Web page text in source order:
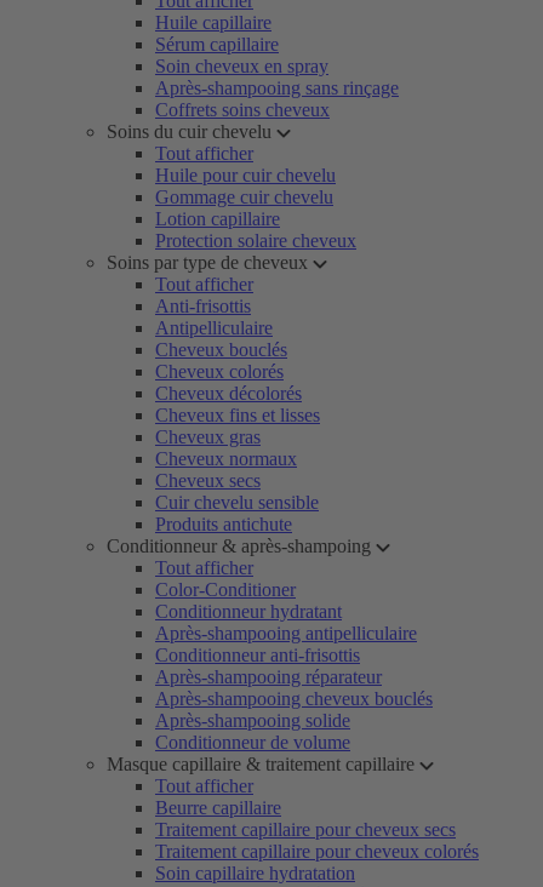
Huile capillaire
Sérum capillaire
Soin cheveux en spray
Après-shampooing sans rinçage
Coffrets soins cheveux
Soins du cuir chevelu
Tout afficher
Huile pour cuir chevelu
Gommage cuir chevelu
Lotion capillaire
Protection solaire cheveux
Soins par type de cheveux
Tout afficher
Anti-frisottis
Antipelliculaire
Cheveux bouclés
Cheveux colorés
Cheveux décolorés
Cheveux fins et lisses
Cheveux gras
Cheveux normaux
Cheveux secs
Cuir chevelu sensible
Produits antichute
Conditionneur & après-shampoing
Tout afficher
Color-Conditioner
Conditionneur hydratant
Après-shampooing antipelliculaire
Conditionneur anti-frisottis
Après-shampooing réparateur
Après-shampooing cheveux bouclés
Après-shampooing solide
Conditionneur de volume
Masque capillaire & traitement capillaire
Tout afficher
Beurre capillaire
Traitement capillaire pour cheveux secs
Traitement capillaire pour cheveux colorés
Soin capillaire hydratation